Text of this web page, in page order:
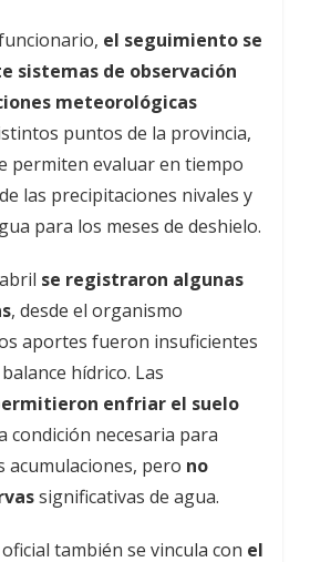
el seguimiento se
sistemas de observación
meteorológicas
puntos de la provincia,
permiten evaluar en tiempo
las precipitaciones nivales y
para los meses de deshielo.
se registraron algunas
, desde el organismo
aportes fueron insuficientes
hídrico. Las
enfriar el suelo
condición necesaria para
pero no
significativas de agua.
también se vincula con el